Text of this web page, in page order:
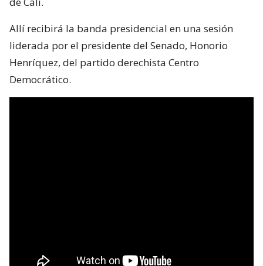
Allí recibirá la banda presidencial en una sesión
liderada por el presidente del Senado, Honorio
Henríquez, del partido derechista Centro
Democrático.